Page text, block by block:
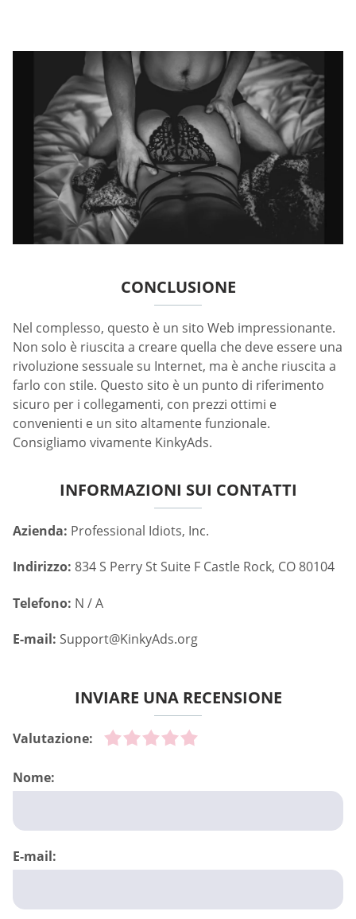
CONCLUSIONE
Nel complesso, questo è un sito Web impressionante.
Non solo è riuscita a creare quella che deve essere una
rivoluzione sessuale su Internet, ma è anche riuscita a
farlo con stile. Questo sito è un punto di riferimento
sicuro per i collegamenti, con prezzi ottimi e
convenienti e un sito altamente funzionale.
Consigliamo vivamente KinkyAds.
INFORMAZIONI SUI CONTATTI
Azienda: Professional Idiots, Inc.
Indirizzo: 834 S Perry St Suite F Castle Rock, CO 80104
Telefono: N / A
E-mail: Support@KinkyAds.org
INVIARE UNA RECENSIONE
Valutazione:
Nome:
E-mail: